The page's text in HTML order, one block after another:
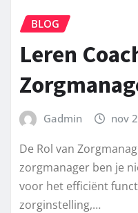
BLOG
Leren
Gadmin nov
De Rol van
zorgmanager ben je
voor het efficiënt
zorginstelling,…